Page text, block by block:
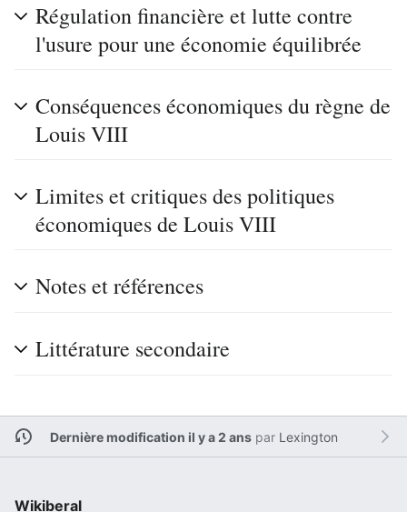
Régulation financière et lutte contre
l'usure pour une économie équilibrée
Conséquences économiques du règne de
Louis VIII
Limites et critiques des politiques
économiques de Louis VIII
Notes et références
Littérature secondaire
Dernière modification il y a 2 anspar Lexington
Wikiberal